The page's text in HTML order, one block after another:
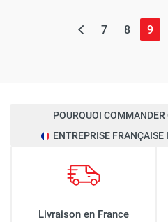
7 8 9
POURQUOI
ENTREPRISE
Livraison en France